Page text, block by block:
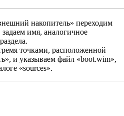
накопитель» переходим
имя, аналогичное
точками, расположенной
и указываем файл «boot.wim»,
«sources».